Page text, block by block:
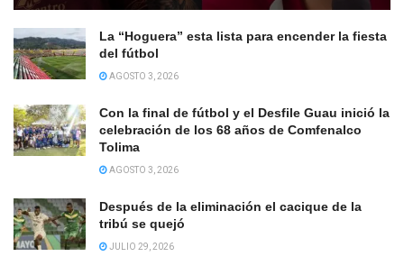
La “Hoguera” esta lista para encender la fiesta
del fútbol
AGOSTO 3, 2026
Con la final de fútbol y el Desfile Guau inició la
celebración de los 68 años de Comfenalco
Tolima
AGOSTO 3, 2026
Después de la eliminación el cacique de la
tribú se quejó
JULIO 29, 2026